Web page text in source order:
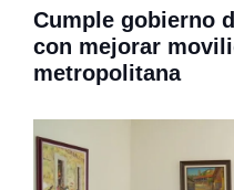
Cumple gobierno
con mejorar
metropolitana